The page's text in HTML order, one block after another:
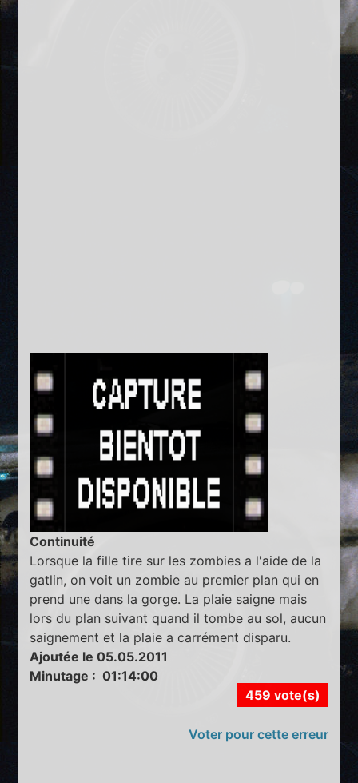
Continuité
Lorsque la fille tire sur les zombies a l'aide de la
gatlin, on voit un zombie au premier plan qui en
prend une dans la gorge. La plaie saigne mais
lors du plan suivant quand il tombe au sol, aucun
saignement et la plaie a carrément disparu.
Ajoutée le 05.05.2011
Minutage : 01:14:00
459 vote(s)
Voter pour cette erreur